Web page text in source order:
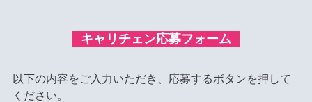
キャリチェン応募フォーム
以下の内容をご入力いただき、応募するボタンを押して
ください。